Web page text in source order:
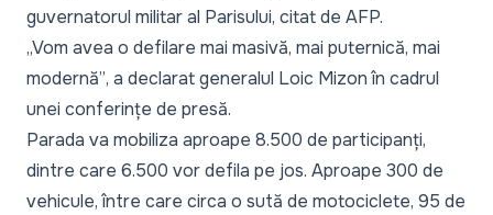
guvernatorul militar al Parisului, citat de AFP.
„Vom avea o defilare mai masivă, mai puternică, mai
modernă”, a declarat generalul Loic Mizon în cadrul
unei conferințe de presă.
Parada va mobiliza aproape 8.500 de participanți,
dintre care 6.500 vor defila pe jos. Aproape 300 de
vehicule, între care circa o sută de motociclete, 95 de